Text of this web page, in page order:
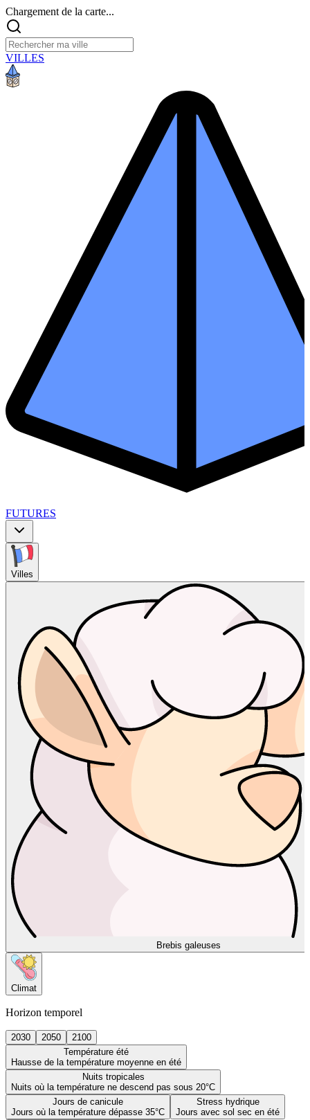
Chargement de la carte...
VILLES
FUTURES
Villes
Brebis galeuses
Climat
Horizon temporel
2030 2050
2100
Température été
Hausse de la température moyenne en été
Nuits tropicales
Nuits où la température ne descend pas sous 20°C
Jours de canicule
Jours où la température dépasse 35°C
Stress hydrique
Jours avec sol sec en été